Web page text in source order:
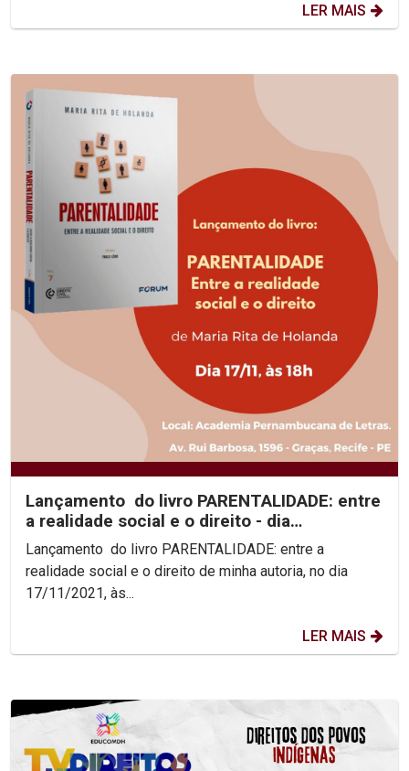
LER MAIS
Lançamento do livro PARENTALIDADE: entre
a realidade social e o direito - dia
17/11/2021
Lançamento do livro PARENTALIDADE: entre a
realidade social e o direito de minha autoria, no dia
17/11/2021, às...
LER MAIS